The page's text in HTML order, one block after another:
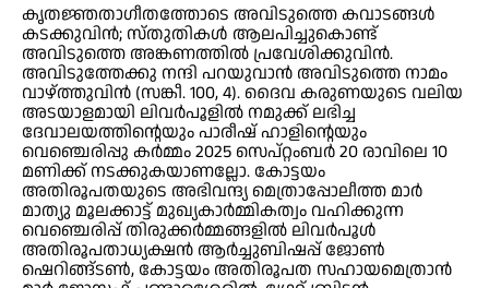
കൃതജ്ഞതാഗീതത്തോടെ അവിടുത്തെ കവാടങ്ങള്‍
കടക്കുവിന്‍; സ്തുതികള്‍ ആലപിച്ചുകൊണ്ട്
അവിടുത്തെ അങ്കണത്തില്‍ പ്രവേശിക്കുവിന്‍.
അവിടുത്തേക്കു നന്ദി പറയുവാന്‍ അവിടുത്തെ നാമം
വാഴ്ത്തുവിന്‍ (സങ്കീ. 100, 4). ദൈവ കരുണയുടെ വലിയ
അടയാളമായി ലിവര്‍പൂളില്‍ നമുക്ക് ലഭിച്ച
ദേവാലയത്തിന്റെയും പാരീഷ് ഹാളിന്റെയും
വെഞ്ചെരിപ്പു കര്‍മ്മം 2025 സെപ്റ്റംബര്‍ 20 രാവിലെ 10
മണിക്ക് നടക്കുകയാണല്ലോ. കോട്ടയം
അതിരൂപതയുടെ അഭിവന്ദ്യ മെത്രാപ്പോലീത്ത മാര്‍
മാത്യു മൂലക്കാട്ട് മുഖ്യകാര്‍മ്മികത്വം വഹിക്കുന്ന
വെഞ്ചെരിപ്പ് തിരുക്കര്‍മ്മങ്ങളില്‍ ലിവര്‍പൂള്‍
അതിരൂപതാധ്യക്ഷന്‍ ആര്‍ച്ചുബിഷപ്പ് ജോണ്‍
ഷെറിങ്ങ്ടണ്‍, കോട്ടയം അതിരൂപത സഹായമെത്രാന്‍